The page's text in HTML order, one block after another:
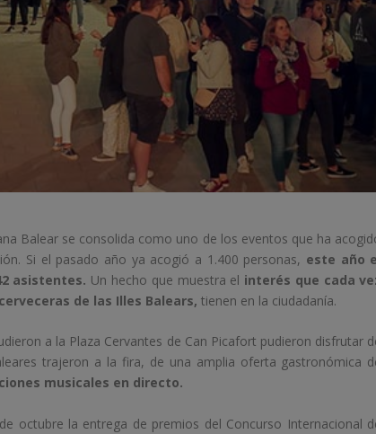
Balear se consolida como uno de los eventos que ha
Si el pasado año ya acogió a 1.400 personas, este año
asistentes. Un hecho que muestra el interés que cada
de las Illes Balears, tienen en la ciudadanía.
a la Plaza Cervantes de Can Picafort pudieron disfrutar
trajeron a la fira, de una amplia oferta gastronómica
musicales en directo.
octubre la entrega de premios del Concurso Internacional